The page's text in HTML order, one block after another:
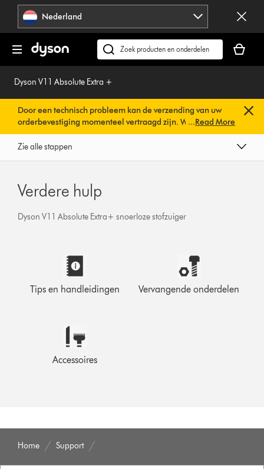
Navigatie
overslaan
Nederland
Zoek
op
dyson.nl
is
Dyson V11 Absolute Extra +
Door een technisch probleem kan de verzending van uw
orderbevestiging momenteel vertraagd zijn. We werken al
aan een snelle oplossing.U hoeft verder niets te doen. Uw
orderbevestiging wordt binnenkort automatisch naar u
...Read More
Zie alle stappen
Verdere hulp
Dyson V11 Absolute Extra+ snoerloze stofzuiger
Tips en handleidingen Vervangende onderdelen
Accessoires
Home Support